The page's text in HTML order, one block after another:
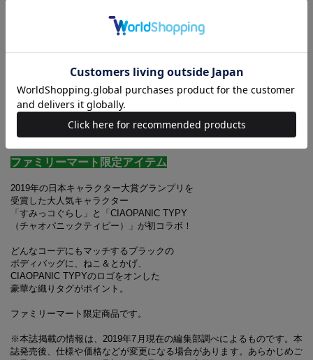
すみっコぐらし(TM)×
CIAOPANIC TYPY(TM)
ボディバッグBOOK
ねこ＆とかげver.
ファミリーマート限定アイテム
2019年の日本キャラクター大賞グランプリを
受賞した大人気キャラクター
「すみっコぐらし」と「CIAOPANIC TYPY
（チャオパニックティピー）」が初コラボ！
どんなコーデにもマッチするブラックの
ボディバッグに、ねこ＆とかげ、
CIAOPANIC TYPYのロゴをオンした
豪華な織りタグがポイント。
ファミリーマート限定商品です。
※本誌掲載の情報は、2019年7月現在の編集部調べによるものです。本
誌発売後、仕様や価格などが変更になる場合があります。あらかじめご